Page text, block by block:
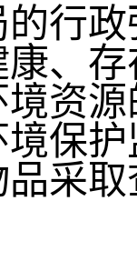
政
、
资
保
采